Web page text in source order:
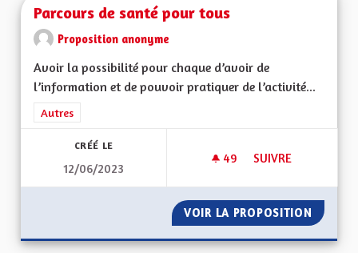
Parcours de santé pour tous
Proposition anonyme
Avoir la possibilité pour chaque d’avoir de
l’information et de pouvoir pratiquer de l’activité...
Filtrer les résultats de la catégorie : Autres
Autres
CRÉÉ LE
12/06/2023
49 49 ABONNÉS
SUIVRE
VOIR LA PROPOSITION